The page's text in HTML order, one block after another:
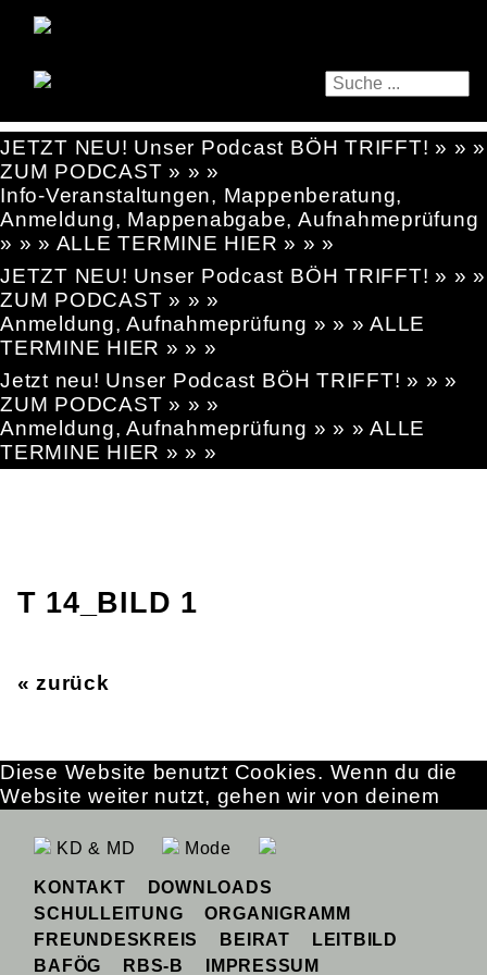
JETZT NEU! Unser Podcast BÖH TRIFFT! » » »
ZUM PODCAST » » »
Info-Veranstaltungen, Mappenberatung,
Anmeldung, Mappenabgabe, Aufnahmeprüfung
» » » ALLE TERMINE HIER » » »
JETZT NEU! Unser Podcast BÖH TRIFFT! » » »
ZUM PODCAST » » »
Anmeldung, Aufnahmeprüfung » » » ALLE
TERMINE HIER » » »
Jetzt neu! Unser Podcast BÖH TRIFFT! » » »
ZUM PODCAST » » »
Anmeldung, Aufnahmeprüfung » » » ALLE
TERMINE HIER » » »
T 14_BILD 1
« zurück
KD & MD Mode
KONTAKT
DOWNLOADS
SCHULLEITUNG
ORGANIGRAMM
FREUNDESKREIS
BEIRAT
LEITBILD
BAFÖG
RBS-B IMPRESSUM
Diese Website benutzt Cookies. Wenn du die
Website weiter nutzt, gehen wir von deinem